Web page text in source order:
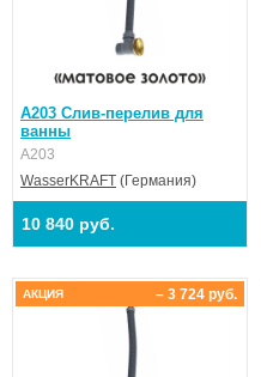
A203 Слив-перелив для
ванны
A203
WasserKRAFT (Германия)
10 840 руб.
– 3 724 руб.
АКЦИЯ